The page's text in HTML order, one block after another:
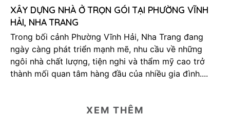
XÂY DỰNG NHÀ Ở TRỌN GÓI TẠI PHƯỜNG VĨNH
HẢI, NHA TRANG
Trong bối cảnh Phường Vĩnh Hải, Nha Trang đang
ngày càng phát triển mạnh mẽ, nhu cầu về những
ngôi nhà chất lượng, tiện nghi và thẩm mỹ cao trở
thành mối quan tâm hàng đầu của nhiều gia đình....
XEM THÊM